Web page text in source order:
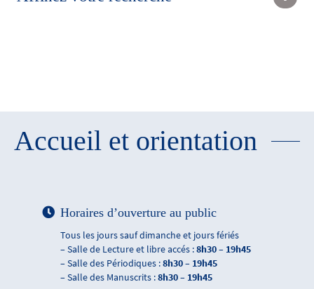
Accueil et orientation
Horaires d’ouverture au public
Tous les jours sauf dimanche et jours fériés
– Salle de Lecture et libre accés :8h30 – 19h45
– Salle des Périodiques :8h30 – 19h45
– Salle des Manuscrits :8h30 – 19h45